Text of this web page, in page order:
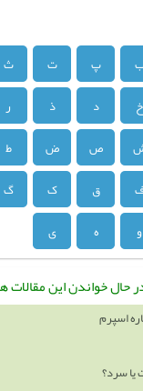
پ ت ث
خ د ذ ر
ص ض ط
ق ک گ
و ه ی
حال خواندن این
سرد؟